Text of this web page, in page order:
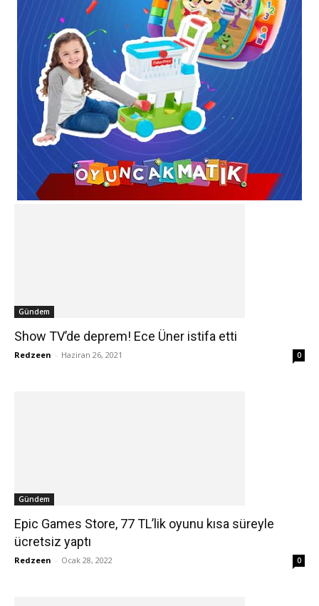
Gündem
Show TV’de deprem! Ece Üner istifa etti
Redzeen - Haziran 26, 2021 0
Gündem
Epic Games Store, 77 TL’lik oyunu kısa süreyle
ücretsiz yaptı
Redzeen - Ocak 28, 2022 0